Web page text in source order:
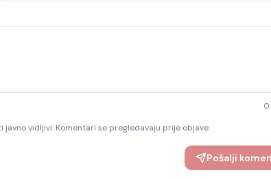
0
vidljivi. Komentari se pregledavaju prije objave.
Pošalji